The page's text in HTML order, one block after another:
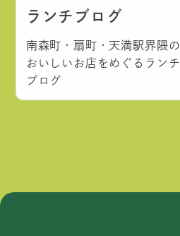
ランチブログ
南森町・扇町・天満駅界隈の
おいしいお店をめぐるランチ
ブログ